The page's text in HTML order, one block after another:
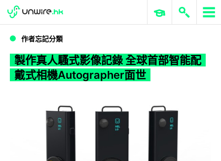
WWDC 2026 ERP 與商業 AI
作者忘記分類
製作真人騷式影像記錄 全球首部智能配
戴式相機Autographer面世